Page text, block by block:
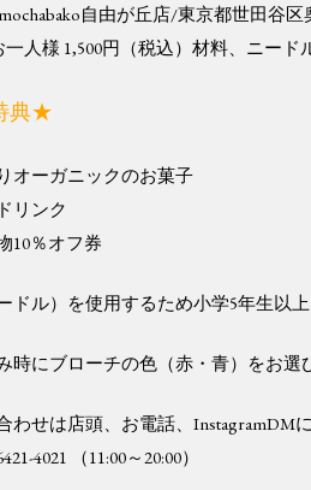
自由が丘店/東京都世田谷区
人様 1,500円（税込）材料、ニード
典★
オーガニックのお菓子
リンク
10％オフ券
ドル）を使用するため小学5年生以
時にブローチの色（赤・青）をお選
せは店頭、お電話、InstagramDMに
4021 （11:00～20:00）